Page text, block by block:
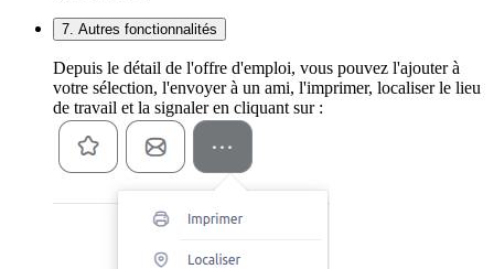
7. Autres fonctionnalités
Depuis le détail de l'offre d'emploi, vous pouvez l'ajouter à
votre sélection, l'envoyer à un ami, l'imprimer, localiser le lieu
de travail et la signaler en cliquant sur :